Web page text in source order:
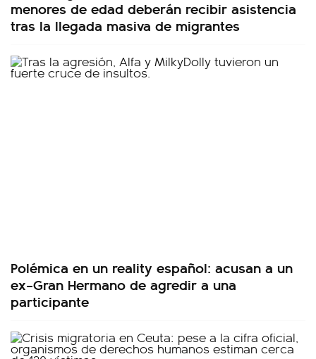
menores de edad deberán recibir asistencia
tras la llegada masiva de migrantes
Polémica en un reality español: acusan a un
ex–Gran Hermano de agredir a una
participante